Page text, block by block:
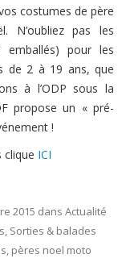
costumes de père
N’oubliez pas les
emballés) pour les
de 2 à 19 ans, que
à l’ODP sous la
propose un « pré-
!
clique ICI
2015 dans Actualité
, Sorties & balades
, pères noel moto